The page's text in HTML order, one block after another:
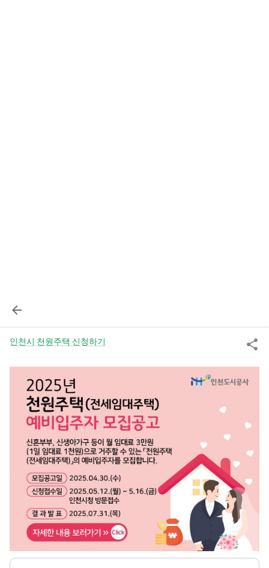
인천시 천원주택 신청하기